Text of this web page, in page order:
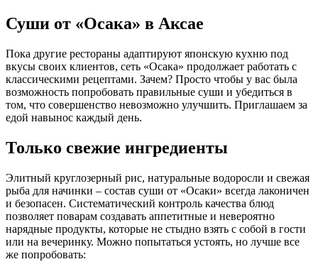
Суши от «Осака» в Аксае
Пока другие рестораны адаптируют японскую кухню под
вкусы своих клиентов, сеть «Осака» продолжает работать с
классическими рецептами. Зачем? Просто чтобы у вас была
возможность попробовать правильные суши и убедиться в
том, что совершенство невозможно улучшить. Приглашаем за
едой навынос каждый день.
Только свежие ингредиенты
Элитный круглозерный рис, натуральные водоросли и свежая
рыба для начинки – состав суши от «Осаки» всегда лаконичен
и безопасен. Систематический контроль качества блюд
позволяет поварам создавать аппетитные и невероятно
нарядные продукты, которые не стыдно взять с собой в гости
или на вечеринку. Можно попытаться устоять, но лучше все
же попробовать: